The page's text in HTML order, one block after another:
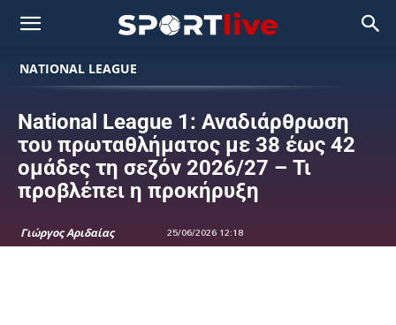
NATIONAL LEAGUE
National League 1: Αναδιάρθρωση
του πρωταθλήματος με 38 έως 42
ομάδες τη σεζόν 2026/27 – Τι
προβλέπει η προκήρυξη
Γιώργος Αριδαίας 25/06/2026 12:18